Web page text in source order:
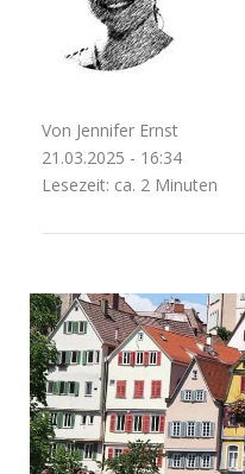
Von Jennifer Ernst
21.03.2025 - 16:34
Lesezeit: ca. 2 Minuten